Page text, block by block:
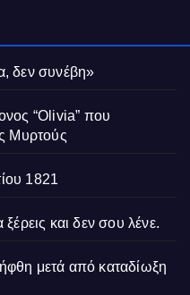
δεν συνέβη»
“Olivia” που
Μυρτούς
1821
και δεν σου λένε.
μετά από καταδίωξη